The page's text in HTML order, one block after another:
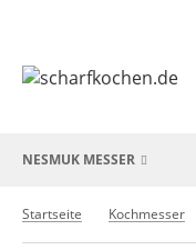
NESMUK MESSER
Startseite Kochmesser